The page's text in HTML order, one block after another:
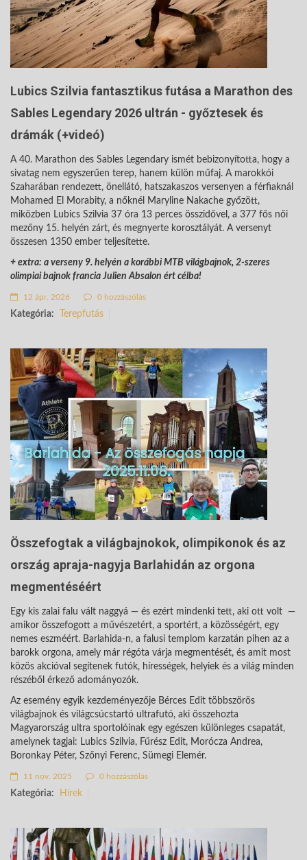
Lubics Szilvia fantasztikus futása a Marathon des
Sables Legendary 2026 ultrán - győztesek és
drámák (+videó)
A 40. Marathon des Sables Legendary ismét bebizonyította, hogy a
sivatag nem egyszerűen terep, hanem külön műfaj. A marokkói
Szaharában rendezett, önellátó, hatszakaszos versenyen a férfiaknál
Mohamed El Morabity, a nőknél Maryline Nakache győzött,
miközben Lubics Szilvia 37 óra 13 perces összidővel, a 377 fős női
mezőny 15. helyén zárt, és megnyerte korosztályát. A versenyt
összesen 1350 ember teljesítette.
+ extra: a verseny 9. helyén a korábbi MTB világbajnok, 2-szeres
olimpiai bajnok francia Julien Absalon ért célba!
12 ápr. 2026 0 hozzászólás
Kategória: Terepfutás
Összefogtak a világbajnokok, olimpikonok és az
ország apraja-nagyja Barlahidán az orgona
megmentéséért
Egy kis zalai falu vált naggyá — és ezért mindenki tett, aki ott volt —
amikor összefogott a művészetért, a sportért, a közösségért, egy
nemes eszméért. Barlahida-n, a falusi templom karzatán pihen az a
barokk orgona, amely már régóta várja megmentését, és amit most
közös akcióval segítenek futók, hírességek, helyiek és a világ minden
részéből érkező adományozók.
Az esemény egyik kezdeményezője Bérces Edit többszörös
világbajnok és világcsúcstartó ultrafutó, aki összehozta
Magyarország ultra sportolóinak egy egészen különleges csapatát,
amelynek tagjai: Lubics Szilvia, Fűrész Edit, Morócza Andrea,
Boronkay Péter, Szőnyi Ferenc, Sümegi Elemér.
11 nov. 2025 0 hozzászólás
Kategória: Hírek